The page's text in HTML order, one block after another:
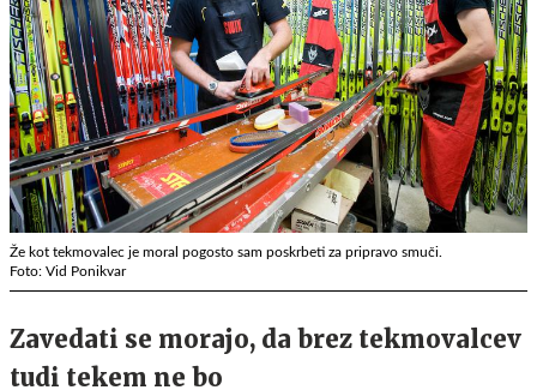
Že kot tekmovalec je moral pogosto sam poskrbeti za pripravo smuči.
Foto: Vid Ponikvar
Zavedati se morajo, da brez tekmovalcev
tudi tekem ne bo